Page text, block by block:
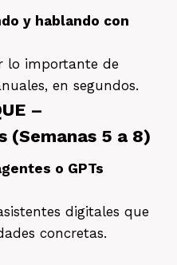
y hablando con
lo importante de
en segundos.
–
(Semanas 5 a 8)
o GPTs
digitales que
concretas.